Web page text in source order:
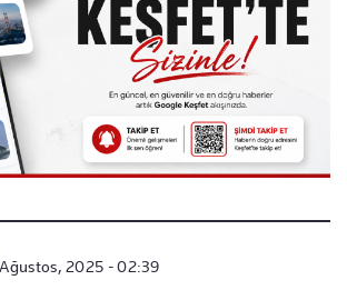
Ağustos, 2025 - 02:39